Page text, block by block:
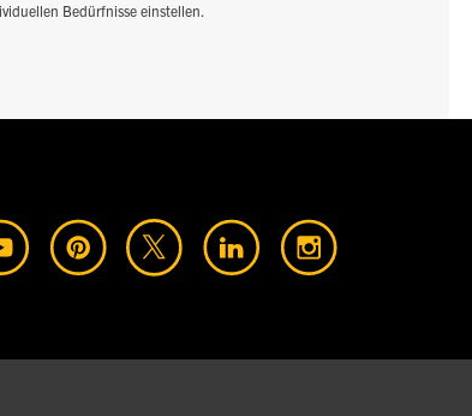
Bedürfnisse einstellen.